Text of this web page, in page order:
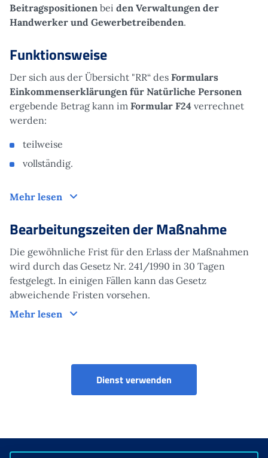
Beitragspositionen bei den Verwaltungen der
Handwerker und Gewerbetreibenden.
Funktionsweise
Der sich aus der Übersicht "RR“ des Formulars
Einkommenserklärungen für Natürliche Personen
ergebende Betrag kann im Formular F24 verrechnet
werden:
teilweise
vollständig.
Mehr lesen Funktionsweise
Bearbeitungszeiten der Maßnahme
Die gewöhnliche Frist für den Erlass der Maßnahmen
wird durch das Gesetz Nr. 241/1990 in 30 Tagen
festgelegt. In einigen Fällen kann das Gesetz
abweichende Fristen vorsehen.
Mehr lesen
Bearbeitungszeiten der Maßnahme
Dienst verwenden